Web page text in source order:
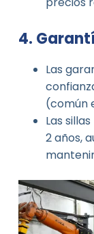
4.
Las
(común
Las
2 años,